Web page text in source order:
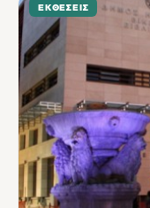
ΕΚΘΈΣΕΙΣ